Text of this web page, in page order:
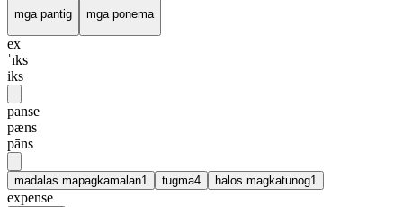
mga pantig mga ponema
ex
ˈɪks
iks
panse
pæns
pāns
madalas mapagkamalan1 tugma4 halos magkatunog1
expense